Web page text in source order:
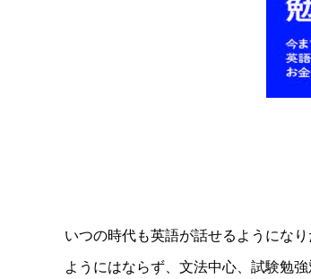
いつの時代も英語が話せるようにな
ようにはならず、文法中心、試験勉